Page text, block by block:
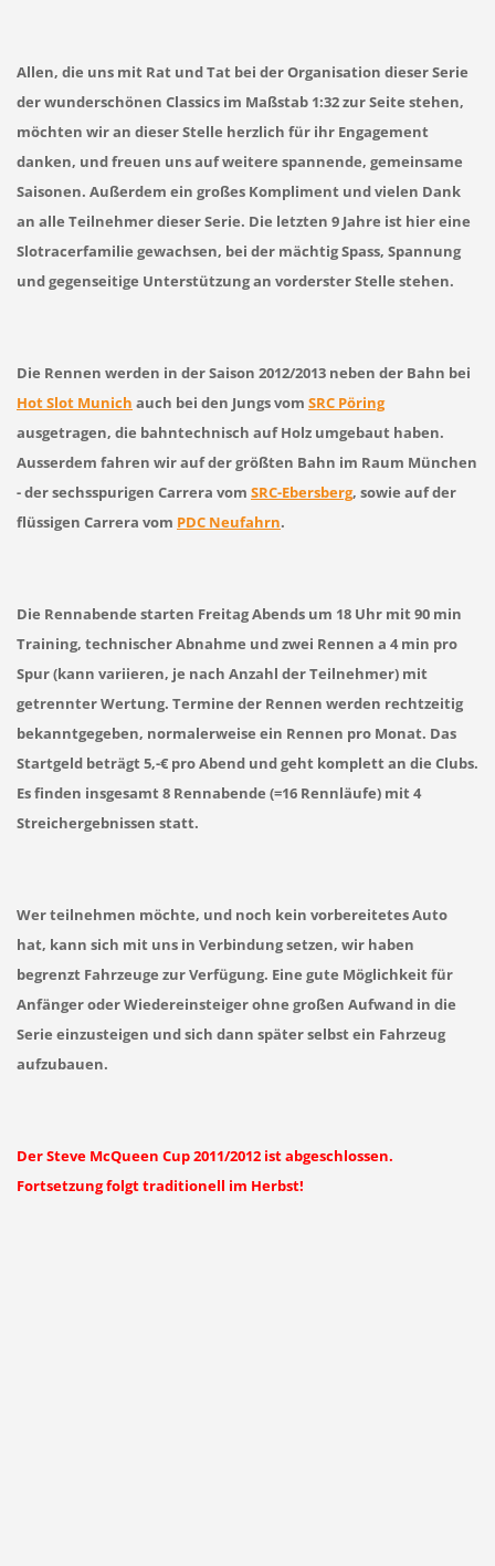
Allen, die uns mit Rat und Tat bei der Organisation dieser Serie
der wunderschönen Classics im Maßstab 1:32 zur Seite stehen,
möchten wir an dieser Stelle herzlich für ihr Engagement
danken, und freuen uns auf weitere spannende, gemeinsame
Saisonen. Außerdem ein großes Kompliment und vielen Dank
an alle Teilnehmer dieser Serie. Die letzten 9 Jahre ist hier eine
Slotracerfamilie gewachsen, bei der mächtig Spass, Spannung
und gegenseitige Unterstützung an vorderster Stelle stehen.
Die Rennen werden in der Saison 2012/2013 neben der Bahn bei
Hot Slot Munich auch bei den Jungs vom SRCPöring
ausgetragen, die bahntechnisch auf Holz umgebaut haben.
Ausserdem fahren wirauf der größten Bahn im Raum München
- der sechsspurigen Carrera vom SRC-Ebersberg, sowie auf der
flüssigen Carrera vom PDC Neufahrn.
Die Rennabende starten Freitag Abends um 18 Uhr mit 90 min
Training, technischer Abnahme und zwei Rennen a 4 min pro
Spur (kann variieren, je nach Anzahl der Teilnehmer) mit
getrennter Wertung. Termine der Rennen werden rechtzeitig
bekanntgegeben, normalerweise ein Rennen pro Monat. Das
Startgeld beträgt 5,-€ pro Abend und geht komplett an die Clubs.
Es finden insgesamt 8 Rennabende (=16 Rennläufe) mit 4
Streichergebnissen statt.
Wer teilnehmen möchte, und noch kein vorbereitetes Auto
hat, kann sich mit uns in Verbindung setzen, wir haben
begrenzt Fahrzeuge zur Verfügung. Eine gute Möglichkeit für
Anfänger oder Wiedereinsteiger ohne großen Aufwand in die
Serie einzusteigen und sich dann später selbst ein Fahrzeug
aufzubauen.
Der Steve McQueen Cup 2011/2012 ist abgeschlossen.
Fortsetzung folgt traditionell im Herbst!